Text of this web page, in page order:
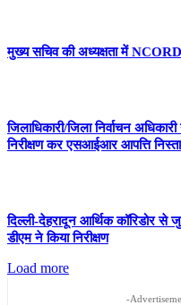
मुख्य सचिव की अध्यक्षता में
जिलाधिकारी/जिला निर्वाचन
निरीक्षण कर एसआईआर आपत्ति
दिल्ली-देहरादून आर्थिक कॉरिडोर से
डीएम ने किया निरीक्षण
Load more
-